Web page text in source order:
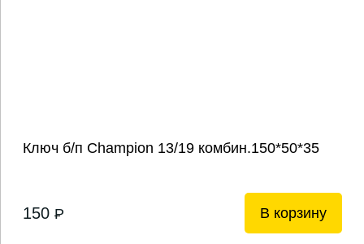
Ключ б/п Champion 13/19 комбин.150*50*35
150 P В корзину